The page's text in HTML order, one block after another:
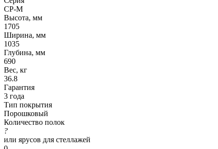
СР-М
Высота, мм
1705
Ширина, мм
1035
Глубина, мм
690
Вес, кг
36.8
Гарантия
3 года
Тип покрытия
Порошковый
Количество полок
?
или ярусов для стеллажей